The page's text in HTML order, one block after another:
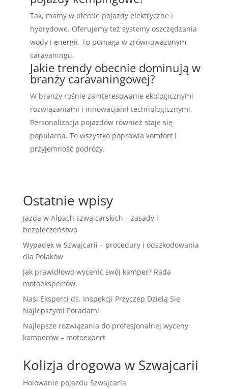
Tak, mamy w ofercie pojazdy elektryczne i
hybrydowe. Oferujemy też systemy oszczędzania
wody i energii. To pomaga w zrównoważonym
caravaningu.
Jakie trendy obecnie dominują w
branży caravaningowej?
W branży rośnie zainteresowanie ekologicznymi
rozwiązaniami i innowacjami technologicznymi.
Personalizacja pojazdów również staje się
popularna. To wszystko poprawia komfort i
przyjemność podróży.
Ostatnie wpisy
Jazda w Alpach szwajcarskich – zasady i
bezpieczeństwo
Wypadek w Szwajcarii – procedury i odszkodowania
dla Polaków
Jak prawidłowo wycenić swój kamper? Rada
motoekspertów.
Nasi Eksperci ds. Inspekcji Przyczep Dzielą Się
Najlepszymi Poradami
Najlepsze rozwiązania do profesjonalnej wyceny
kamperów – motoexpert
Kolizja drogowa w Szwajcarii
Holowanie pojazdu Szwajcaria